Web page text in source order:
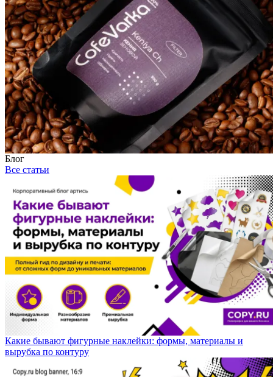
Блог
Все статьи
Какие бывают фигурные наклейки: формы, материалы и
вырубка по контуру